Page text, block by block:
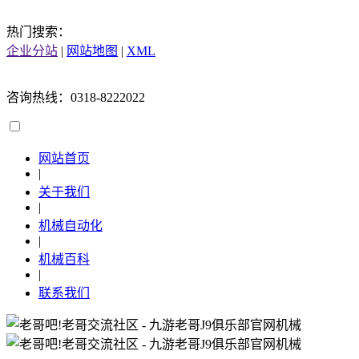
热门搜索：
企业分站 | 网站地图 | XML
咨询热线：0318-8222022
网站首页
|
关于我们
|
机械自动化
|
机械百科
|
联系我们